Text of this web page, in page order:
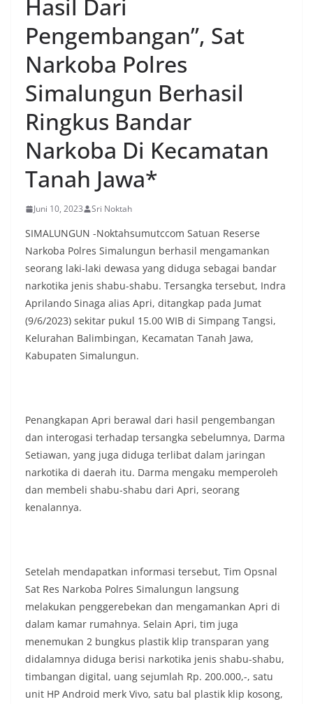
Hasil Dari
Pengembangan”, Sat
Narkoba Polres
Simalungun Berhasil
Ringkus Bandar
Narkoba Di Kecamatan
Tanah Jawa*
Juni 10, 2023 Sri Noktah
SIMALUNGUN -Noktahsumutccom Satuan Reserse
Narkoba Polres Simalungun berhasil mengamankan
seorang laki-laki dewasa yang diduga sebagai bandar
narkotika jenis shabu-shabu. Tersangka tersebut, Indra
Aprilando Sinaga alias Apri, ditangkap pada Jumat
(9/6/2023) sekitar pukul 15.00 WIB di Simpang Tangsi,
Kelurahan Balimbingan, Kecamatan Tanah Jawa,
Kabupaten Simalungun.
Penangkapan Apri berawal dari hasil pengembangan
dan interogasi terhadap tersangka sebelumnya, Darma
Setiawan, yang juga diduga terlibat dalam jaringan
narkotika di daerah itu. Darma mengaku memperoleh
dan membeli shabu-shabu dari Apri, seorang
kenalannya.
Setelah mendapatkan informasi tersebut, Tim Opsnal
Sat Res Narkoba Polres Simalungun langsung
melakukan penggerebekan dan mengamankan Apri di
dalam kamar rumahnya. Selain Apri, tim juga
menemukan 2 bungkus plastik klip transparan yang
didalamnya diduga berisi narkotika jenis shabu-shabu,
timbangan digital, uang sejumlah Rp. 200.000,-, satu
unit HP Android merk Vivo, satu bal plastik klip kosong,